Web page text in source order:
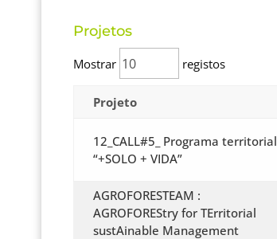
Projetos
Mostrar registos
Projeto
12_CALL#5_ Programa territorial
“+SOLO + VIDA”
AGROFORESTEAM :
AGROFOREStry for TErritorial
sustAinable Management